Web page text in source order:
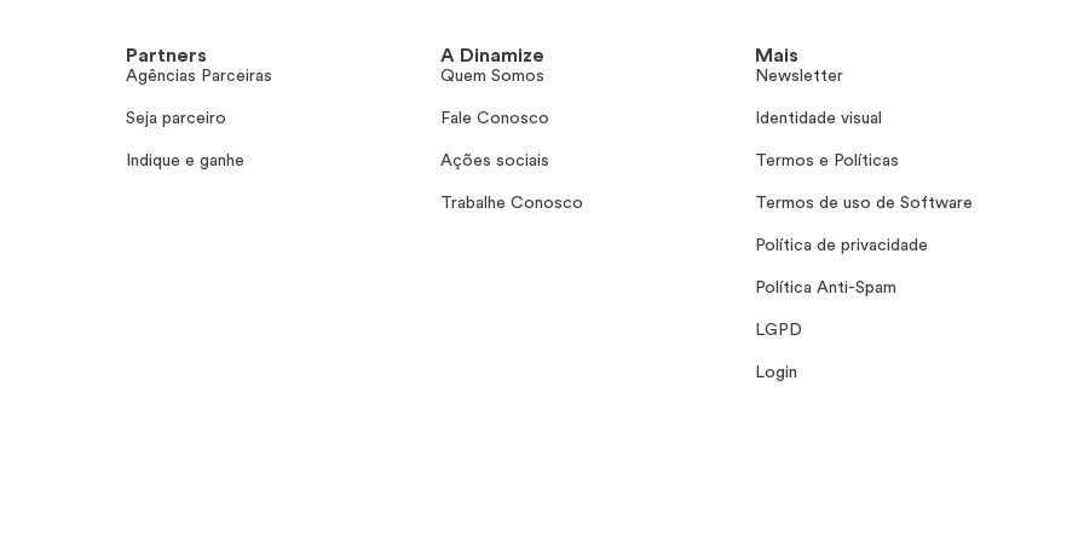
Partners
Agências Parceiras
Seja parceiro
Indique e ganhe
A Dinamize
Quem Somos
Fale Conosco
Ações sociais
Trabalhe Conosco
Mais
Newsletter
Identidade visual
Termos e Políticas
Termos de uso de Software
Política de privacidade
Política Anti-Spam
LGPD
Login